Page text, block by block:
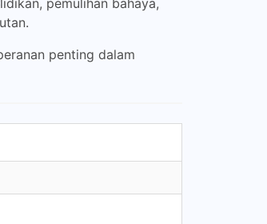
pemulihan bahaya,
penting dalam